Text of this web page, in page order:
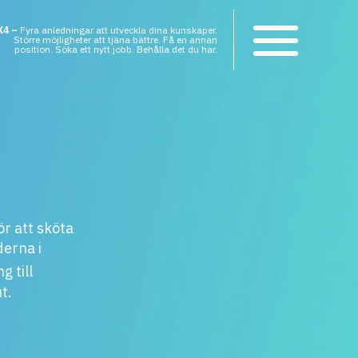
– Fyra anledningar att utveckla dina kunskaper.
Större möjligheter att tjäna bättre. Få en annan
position. Söka ett nytt jobb. Behålla det du har.
att sköta
i
till